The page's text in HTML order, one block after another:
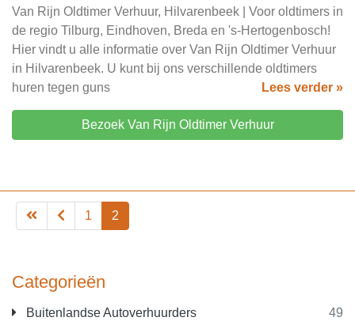
Categorieën
Buitenlandse Autoverhuurders 49
Van Rijn Oldtimer Verhuur, Hilvarenbeek | Voor oldtimers in
de regio Tilburg, Eindhoven, Breda en 's-Hertogenbosch!
Hier vindt u alle informatie over Van Rijn Oldtimer Verhuur
in Hilvarenbeek. U kunt bij ons verschillende oldtimers
huren tegen guns
Lees verder »
Bezoek Van Rijn Oldtimer Verhuur
1 2